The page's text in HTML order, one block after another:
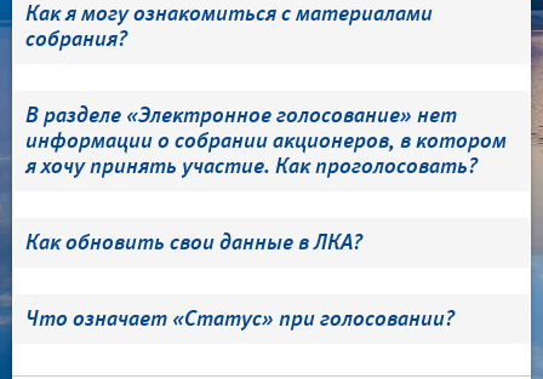
Как я могу ознакомиться с материалами
собрания?
В разделе «Электронное голосование» нет
информации о собрании акционеров, в котором
я хочу принять участие. Как проголосовать?
Как обновить свои данные в ЛКА?
Что означает «Статус» при голосовании?